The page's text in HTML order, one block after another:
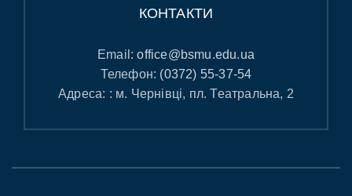
КОНТАКТИ
Email:office@bsmu.edu.ua
Телефон: (0372) 55-37-54
Адреса: : м. Чернівці, пл. Театральна, 2